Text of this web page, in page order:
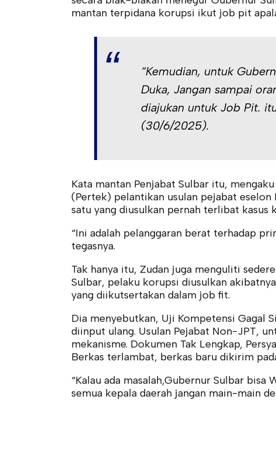
mantan terpidana korupsi ikut job pit
“Kemudian, untuk
Duka, Jangan sampai
diajukan untuk Job Pit.
(30/6/2025).
Kata mantan Penjabat Sulbar itu,
(Pertek) pelantikan usulan pejabat
satu yang diusulkan pernah terlibat kasus
“Ini adalah pelanggaran berat terhadap
tegasnya.
Tak hanya itu, Zudan juga menguliti
Sulbar, pelaku korupsi diusulkan
yang diikutsertakan dalam job fit.
Dia menyebutkan, Uji Kompetensi Gagal
diinput ulang. Usulan Pejabat Non-JPT,
mekanisme. Dokumen Tak Lengkap,
Berkas terlambat, berkas baru dikirim
“Kalau ada masalah,Gubernur Sulbar bisa
semua kepala daerah jangan main-main